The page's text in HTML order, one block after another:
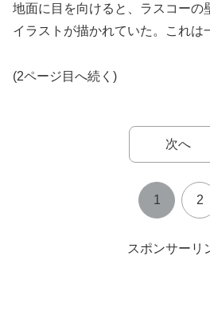
地面に目を向けると、ラスコーの
イラストが描かれていた。これは
(2ページ目へ続く)
次へ
1 2
スポンサーリ